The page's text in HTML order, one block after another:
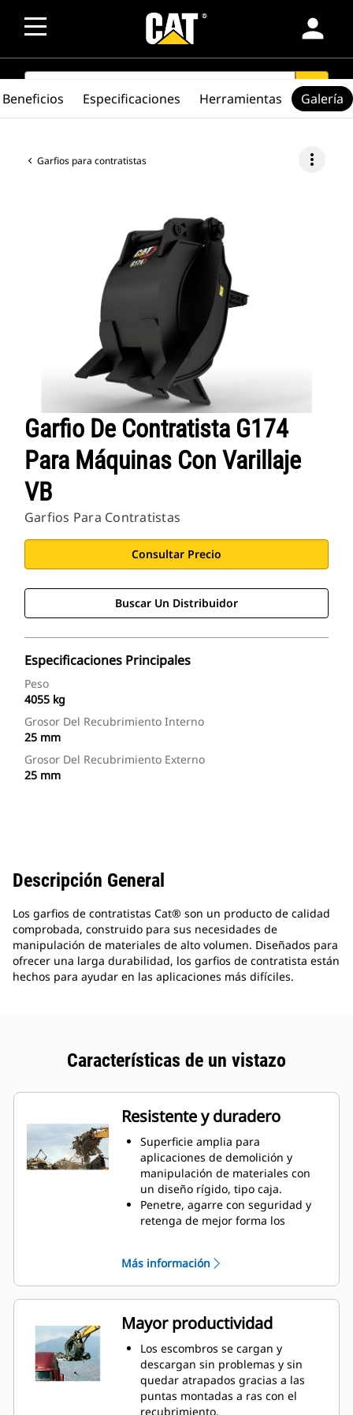
person
SEARCH search
Garfios para contratistas more_vert
Garfio De Contratista G174
Para Máquinas Con Varillaje
VB
Garfios Para Contratistas
Consultar Precio
Buscar Un Distribuidor
Especificaciones Principales
Peso
4055 kg
Grosor Del Recubrimiento Interno
25 mm
Grosor Del Recubrimiento Externo
25 mm
Beneficios Especificaciones Herramientas Galería
Descripción General
Los garfios de contratistas Cat® son un producto de calidad
comprobada, construido para sus necesidades de
manipulación de materiales de alto volumen. Diseñados para
ofrecer una larga durabilidad, los garfios de contratista están
hechos para ayudar en las aplicaciones más difíciles.
Características de un vistazo
Resistente y duradero
Superficie amplia para
aplicaciones de demolición y
manipulación de materiales con
un diseño rígido, tipo caja.
Penetre, agarre con seguridad y
retenga de mejor forma los
Los dientes largos y de separación
amplia mejoran la visibilidad para
supervisar el trabajo.
Las puntas, los recubrimientos y
las bandas de desgaste están
hechas de acero AR400 para
ofrecer una larga durabilidad en
las aplicaciones más exigentes.
Más información
Mayor productividad
Los escombros se cargan y
descargan sin problemas y sin
quedar atrapados gracias a las
puntas montadas a ras con el
recubrimiento.